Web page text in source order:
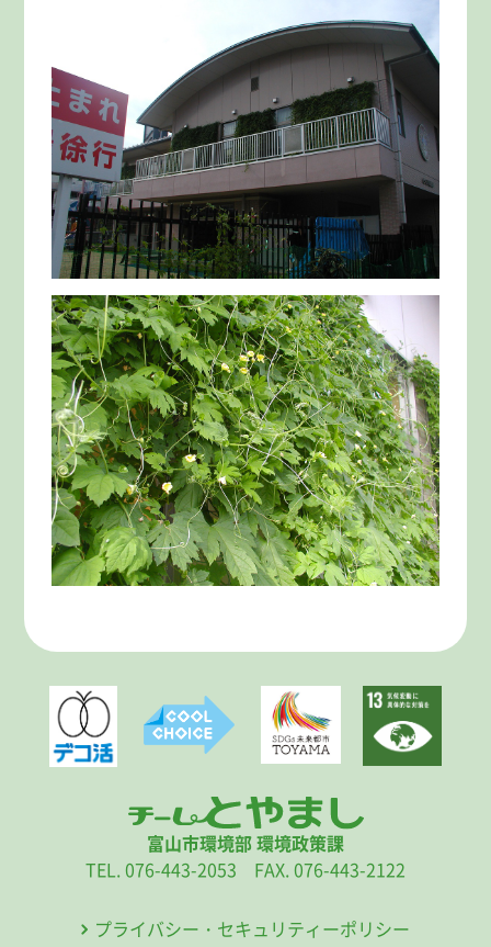
富山市環境部 環境政策課
TEL. 076-443-2053 FAX. 076-443-2122
プライバシー・セキュリティーポリシー